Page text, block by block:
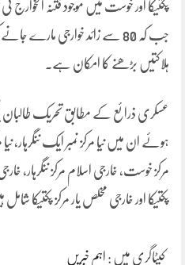
پکتیکا اور خوست میں موجود فتنہ الخوارج
جب کہ 80 سے زائد خوارجی
ہلاکتیں بڑھنے کا امکان ہے۔
عسکری ذرائع کے مطابق تحریک
ہوئے ان میں نیا مرکز نمبر ایک ننگرہار، نیا
مرکز خوست، خارجی اسلام مرکز ننگرہار، خارجی
پکتیکا اور خارجی مخلص یار مرکز پکتیکا شامل
کیٹاگری میں : اہم خبریں